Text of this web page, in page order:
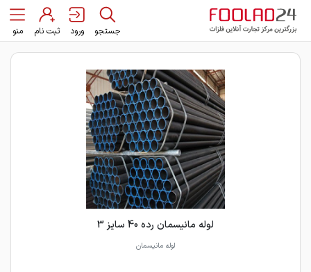
جستجو ورود ثبت نام منو
لوله مانیسمان رده 40 سایز 3
لوله مانیسمان